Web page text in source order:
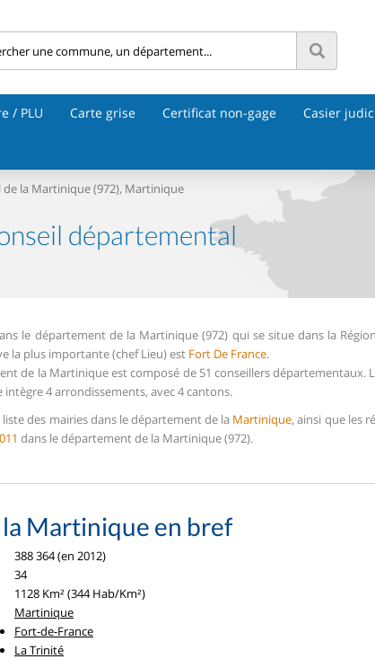
/ PLU Carte grise Certificat non-gage Casier
la Martinique (972), Martinique
départemental
le département de la Martinique (972) qui se situe dans la Région
la plus importante (chef Lieu) est Fort De France.
de la Martinique est composé de 51 conseillers départementaux.
intègre 4 arrondissements, avec 4 cantons.
liste des mairies dans le département de la Martinique, ainsi que les
dans le département de la Martinique (972).
Martinique en bref
388 364 (en 2012)
34
1128 Km² (344 Hab/Km²)
Martinique
Fort-de-France
La Trinité